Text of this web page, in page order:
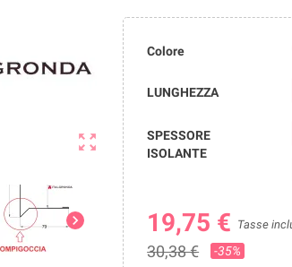
zoom_out_map
chevron_right
Colore
LUNGHEZZA
SPESSORE
ISOLANTE
19,75 € Tasse
30,38 € -35%